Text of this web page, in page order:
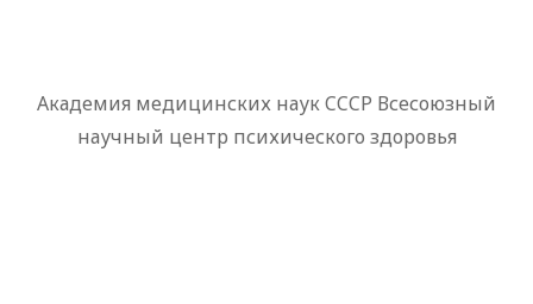
Академия медицинских наук CCCР Всесоюзный
научный центр психического здоровья